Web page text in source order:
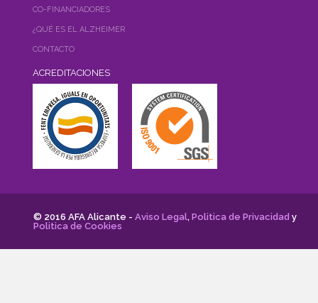
CO-FINANCIADORES
¿QUÉ ES EL ALZHEIMER
CONTACTO
ACREDITACIONES
© 2016 AFA Alicante - Aviso Legal, Politica de Privacidad y
Politica de Cookies